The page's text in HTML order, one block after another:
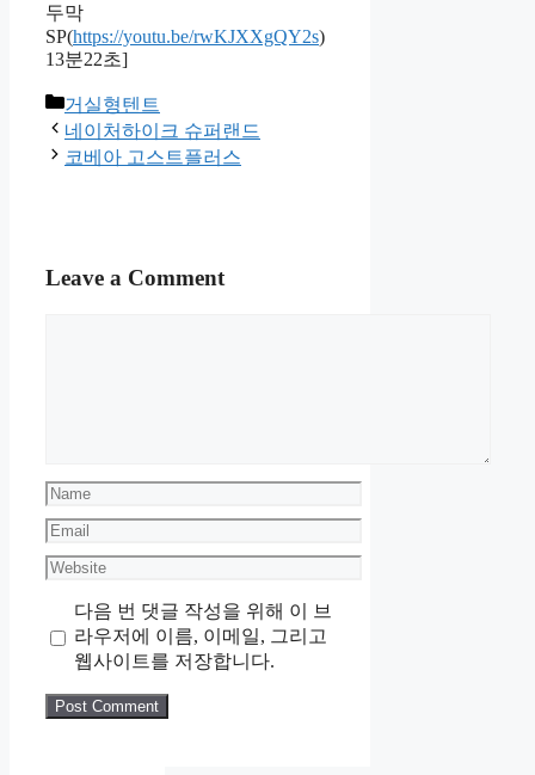
두막
SP(https://youtu.be/rwKJXXgQY2s)
13분22초]
Categories
거실형텐트
네이처하이크 슈퍼랜드
코베아 고스트플러스
Leave a Comment
Name
Email
Website
다음 번 댓글 작성을 위해 이 브
라우저에 이름, 이메일, 그리고
웹사이트를 저장합니다.